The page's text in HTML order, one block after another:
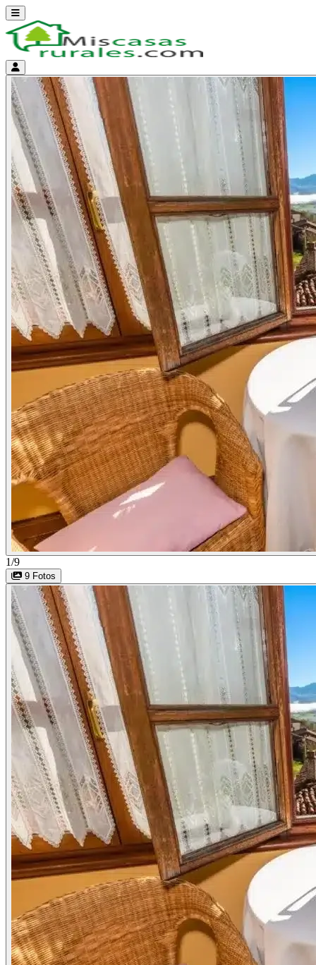
Abrir menú
Menú de cuenta
1/9
9 Fotos